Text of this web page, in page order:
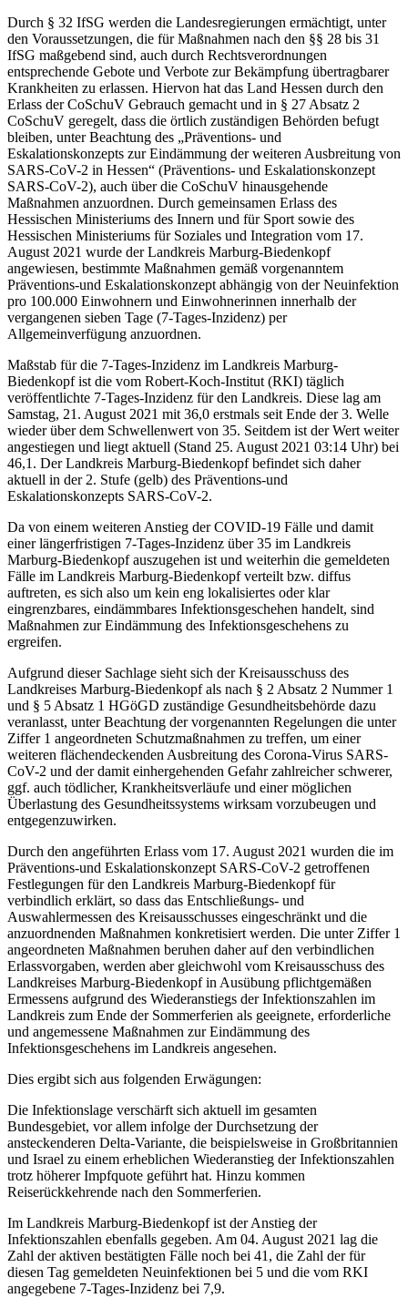
Durch § 32 IfSG werden die Landesregierungen ermächtigt, unter
den Voraussetzungen, die für Maßnahmen nach den §§ 28 bis 31
IfSG maßgebend sind, auch durch Rechtsverordnungen
entsprechende Gebote und Verbote zur Bekämpfung übertragbarer
Krankheiten zu erlassen. Hiervon hat das Land Hessen durch den
Erlass der CoSchuV Gebrauch gemacht und in § 27 Absatz 2
CoSchuV geregelt, dass die örtlich zuständigen Behörden befugt
bleiben, unter Beachtung des „Präventions- und
Eskalationskonzepts zur Eindämmung der weiteren Ausbreitung von
SARS-CoV-2 in Hessen“ (Präventions- und Eskalationskonzept
SARS-CoV-2), auch über die CoSchuV hinausgehende
Maßnahmen anzuordnen. Durch gemeinsamen Erlass des
Hessischen Ministeriums des Innern und für Sport sowie des
Hessischen Ministeriums für Soziales und Integration vom 17.
August 2021 wurde der Landkreis Marburg-Biedenkopf
angewiesen, bestimmte Maßnahmen gemäß vorgenanntem
Präventions-und Eskalationskonzept abhängig von der Neuinfektion
pro 100.000 Einwohnern und Einwohnerinnen innerhalb der
vergangenen sieben Tage (7-Tages-Inzidenz) per
Allgemeinverfügung anzuordnen.
Maßstab für die 7-Tages-Inzidenz im Landkreis Marburg-
Biedenkopf ist die vom Robert-Koch-Institut (RKI) täglich
veröffentlichte 7-Tages-Inzidenz für den Landkreis. Diese lag am
Samstag, 21. August 2021 mit 36,0 erstmals seit Ende der 3. Welle
wieder über dem Schwellenwert von 35. Seitdem ist der Wert weiter
angestiegen und liegt aktuell (Stand 25. August 2021 03:14 Uhr) bei
46,1. Der Landkreis Marburg-Biedenkopf befindet sich daher
aktuell in der 2. Stufe (gelb) des Präventions-und
Eskalationskonzepts SARS-CoV-2.
Da von einem weiteren Anstieg der COVID-19 Fälle und damit
einer längerfristigen 7-Tages-Inzidenz über 35 im Landkreis
Marburg-Biedenkopf auszugehen ist und weiterhin die gemeldeten
Fälle im Landkreis Marburg-Biedenkopf verteilt bzw. diffus
auftreten, es sich also um kein eng lokalisiertes oder klar
eingrenzbares, eindämmbares Infektionsgeschehen handelt, sind
Maßnahmen zur Eindämmung des Infektionsgeschehens zu
ergreifen.
Aufgrund dieser Sachlage sieht sich der Kreisausschuss des
Landkreises Marburg-Biedenkopf als nach § 2 Absatz 2 Nummer 1
und § 5 Absatz 1 HGöGD zuständige Gesundheitsbehörde dazu
veranlasst, unter Beachtung der vorgenannten Regelungen die unter
Ziffer 1 angeordneten Schutzmaßnahmen zu treffen, um einer
weiteren flächendeckenden Ausbreitung des Corona-Virus SARS-
CoV-2 und der damit einhergehenden Gefahr zahlreicher schwerer,
ggf. auch tödlicher, Krankheitsverläufe und einer möglichen
Überlastung des Gesundheitssystems wirksam vorzubeugen und
entgegenzuwirken.
Durch den angeführten Erlass vom 17. August 2021 wurden die im
Präventions-und Eskalationskonzept SARS-CoV-2 getroffenen
Festlegungen für den Landkreis Marburg-Biedenkopf für
verbindlich erklärt, so dass das Entschließungs- und
Auswahlermessen des Kreisausschusses eingeschränkt und die
anzuordnenden Maßnahmen konkretisiert werden. Die unter Ziffer 1
angeordneten Maßnahmen beruhen daher auf den verbindlichen
Erlassvorgaben, werden aber gleichwohl vom Kreisausschuss des
Landkreises Marburg-Biedenkopf in Ausübung pflichtgemäßen
Ermessens aufgrund des Wiederanstiegs der Infektionszahlen im
Landkreis zum Ende der Sommerferien als geeignete, erforderliche
und angemessene Maßnahmen zur Eindämmung des
Infektionsgeschehens im Landkreis angesehen.
Dies ergibt sich aus folgenden Erwägungen:
Die Infektionslage verschärft sich aktuell im gesamten
Bundesgebiet, vor allem infolge der Durchsetzung der
ansteckenderen Delta-Variante, die beispielsweise in Großbritannien
und Israel zu einem erheblichen Wiederanstieg der Infektionszahlen
trotz höherer Impfquote geführt hat. Hinzu kommen
Reiserückkehrende nach den Sommerferien.
Im Landkreis Marburg-Biedenkopf ist der Anstieg der
Infektionszahlen ebenfalls gegeben. Am 04. August 2021 lag die
Zahl der aktiven bestätigten Fälle noch bei 41, die Zahl der für
diesen Tag gemeldeten Neuinfektionen bei 5 und die vom RKI
angegebene 7-Tages-Inzidenz bei 7,9.